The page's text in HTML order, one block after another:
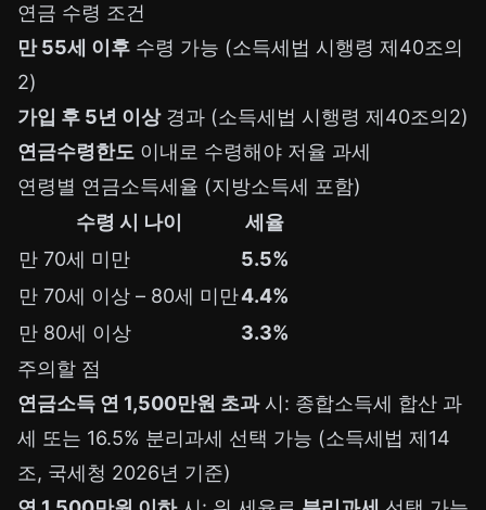
연금 수령 조건
만 55세 이후 수령 가능 (소득세법 시행령 제40조의
2)
가입 후 5년 이상경과 (소득세법 시행령 제40조의2)
연금수령한도 이내로 수령해야 저율 과세
연령별 연금소득세율 (지방소득세 포함)
수령 시 나이
세율
만 70세 미만
5.5%
만 70세 이상 – 80세 미만4.4%
만 80세 이상
3.3%
주의할 점
연금소득 연 1,500만원 초과시: 종합소득세 합산 과
세 또는 16.5% 분리과세 선택 가능 (소득세법 제14
조, 국세청 2026년 기준)